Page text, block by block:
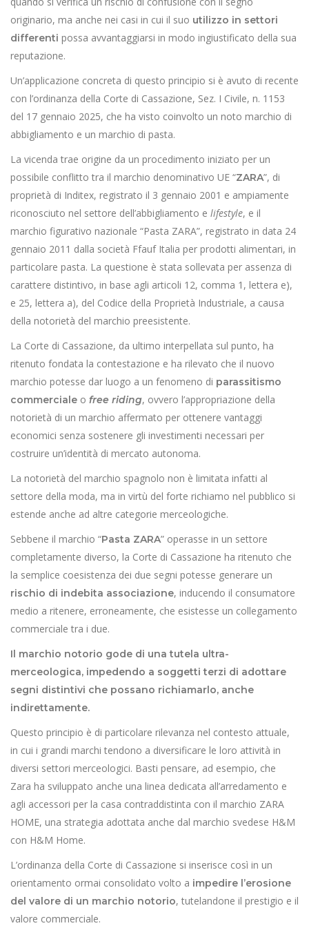
originario, ma anche nei casi in cui il suo utilizzo in settori
differenti possa avvantaggiarsi in modo ingiustificato della sua
reputazione.
Un’applicazione concreta di questo principio si è avuto di recente
con l’ordinanza della Corte di Cassazione, Sez. I Civile, n. 1153
del 17 gennaio 2025, che ha visto coinvolto un noto marchio di
abbigliamento e un marchio di pasta.
La vicenda trae origine da un procedimento iniziato per un
possibile conflitto tra il marchio denominativo UE “ZARA”, di
proprietà di Inditex, registrato il 3 gennaio 2001 e ampiamente
riconosciuto nel settore dell’abbigliamento e lifestyle, e il
marchio figurativo nazionale “Pasta ZARA”, registrato in data 24
gennaio 2011 dalla società Ffauf Italia per prodotti alimentari, in
particolare pasta. La questione è stata sollevata per assenza di
carattere distintivo, in base agli articoli 12, comma 1, lettera e),
e 25, lettera a), del Codice della Proprietà Industriale, a causa
della notorietà del marchio preesistente.
La Corte di Cassazione, da ultimo interpellata sul punto, ha
ritenuto fondata la contestazione e ha rilevato che il nuovo
marchio potesse dar luogo a un fenomeno di parassitismo
commerciale o free riding, ovvero l’appropriazione della
notorietà di un marchio affermato per ottenere vantaggi
economici senza sostenere gli investimenti necessari per
costruire un’identità di mercato autonoma.
La notorietà del marchio spagnolo non è limitata infatti al
settore della moda, ma in virtù del forte richiamo nel pubblico si
estende anche ad altre categorie merceologiche.
Sebbene il marchio “Pasta ZARA” operasse in un settore
completamente diverso, la Corte di Cassazione ha ritenuto che
la semplice coesistenza dei due segni potesse generare un
rischio di indebita associazione, inducendo il consumatore
medio a ritenere, erroneamente, che esistesse un collegamento
commerciale tra i due.
Il marchio notorio gode di una tutela ultra-
merceologica, impedendo a soggetti terzi di adottare
segni distintivi che possano richiamarlo, anche
indirettamente.
Questo principio è di particolare rilevanza nel contesto attuale,
in cui i grandi marchi tendono a diversificare le loro attività in
diversi settori merceologici. Basti pensare, ad esempio, che
Zara ha sviluppato anche una linea dedicata all’arredamento e
agli accessori per la casa contraddistinta con il marchio ZARA
HOME, una strategia adottata anche dal marchio svedese H&M
con H&M Home.
L’ordinanza della Corte di Cassazione si inserisce così in un
orientamento ormai consolidato volto a impedire l’erosione
del valore di un marchio notorio, tutelandone il prestigio e il
valore commerciale.